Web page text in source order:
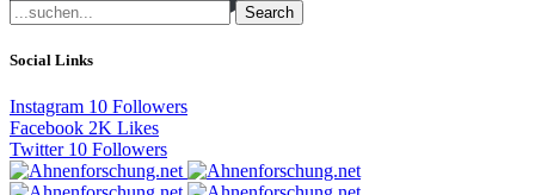
Search
Social Links
Instagram 10 Followers
Facebook 2K Likes
Twitter 10 Followers